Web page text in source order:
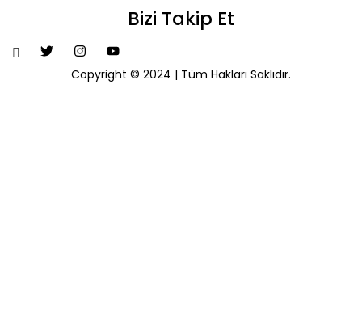
Bizi Takip Et
Copyright © 2024 | Tüm Hakları Saklıdır.